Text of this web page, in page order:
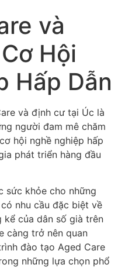
và
Hội
Hấp Dẫn
và định cư tại Úc là
người đam mê chăm
hội nghề nghiệp hấp
phát triển hàng đầu
sức khỏe cho những
nhu cầu đặc biệt về
kể của dân số già trên
càng trở nên quan
đào tạo Aged Care
những lựa chọn phổ